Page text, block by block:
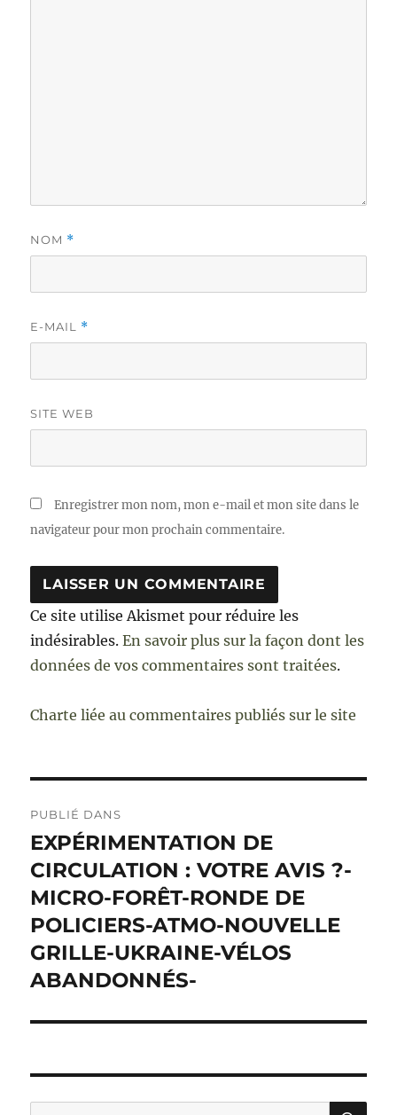
NOM *
E-MAIL *
SITE WEB
Enregistrer mon nom, mon e-mail et mon site dans le
navigateur pour mon prochain commentaire.
Ce site utilise Akismet pour réduire les
indésirables.En savoir plus sur la façon dont les
données de vos commentaires sont traitées.
Charte liée au commentaires publiés sur le site
de
l’article
PUBLIÉ DANS
EXPÉRIMENTATION DE
CIRCULATION : VOTRE AVIS ?-
MICRO-FORÊT-RONDE DE
POLICIERS-ATMO-NOUVELLE
GRILLE-UKRAINE-VÉLOS
ABANDONNÉS-